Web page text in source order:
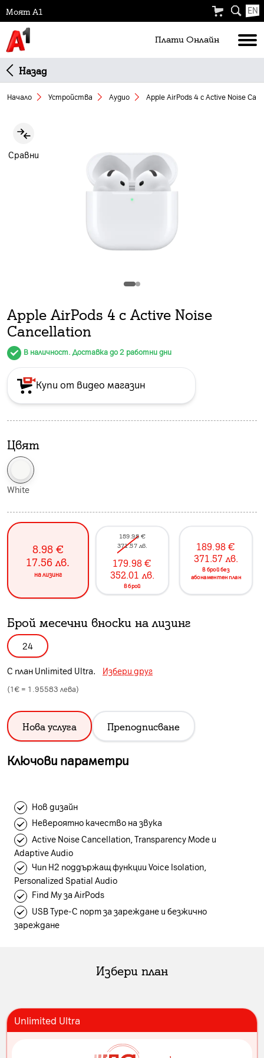
Моят А1 EN
Плати Oнлайн
Назад
Начало Устройства Аудио Apple AirPods 4 с Active Noise
Сравни
Apple AirPods 4 с Active Noise
Cancellation
В наличност. Доставка до 2 работни дни
Купи от видео магазин
Цвят
White
8.98 €
17.56 лв.
на лизинг
189.98 €
371.57лв.
179.98 €
352.01 лв.
в брой
189.98 €
371.57 лв.
в брой без
абонаментен план
Брой месечни вноски на лизинг
24
С план Unlimited Ultra. Избери друг
(1€ = 1.95583 лева)
Нова услуга Преподписване
Ключови параметри
Нов дизайн
Невероятно качество на звука
Active Noise Cancellation, Transparency Mode и
Adaptive Audio
Чип H2 поддържащ функции Voice Isolation,
Personalized Spatial Audio
Find My за AirPods
USB Type-C порт за зареждане и безжично
зареждане
Избери план
Unlimited Ultra